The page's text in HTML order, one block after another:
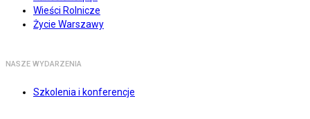
Wieści Rolnicze
Życie Warszawy
NASZE WYDARZENIA
Szkolenia i konferencje